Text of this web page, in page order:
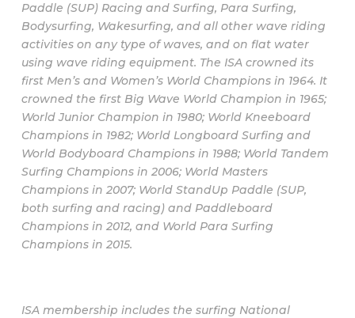
Paddle (SUP) Racing and Surfing, Para Surfing,
Bodysurfing, Wakesurfing, and all other wave riding
activities on any type of waves, and on flat water
using wave riding equipment. The ISA crowned its
first Men’s and Women’s World Champions in 1964. It
crowned the first Big Wave World Champion in 1965;
World Junior Champion in 1980; World Kneeboard
Champions in 1982; World Longboard Surfing and
World Bodyboard Champions in 1988; World Tandem
Surfing Champions in 2006; World Masters
Champions in 2007; World StandUp Paddle (SUP,
both surfing and racing) and Paddleboard
Champions in 2012, and World Para Surfing
Champions in 2015.
ISA membership includes the surfing National